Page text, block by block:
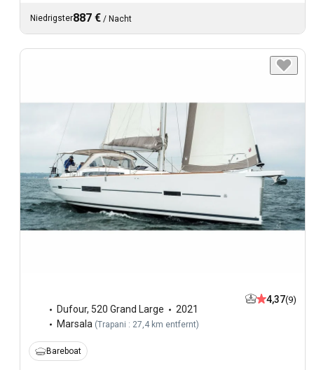
Niedrigster887 € / Nacht
Dufour, 520 Grand Large
2021
Marsala (Trapani : 27,4 km entfernt)
4,37(9)
Bareboat